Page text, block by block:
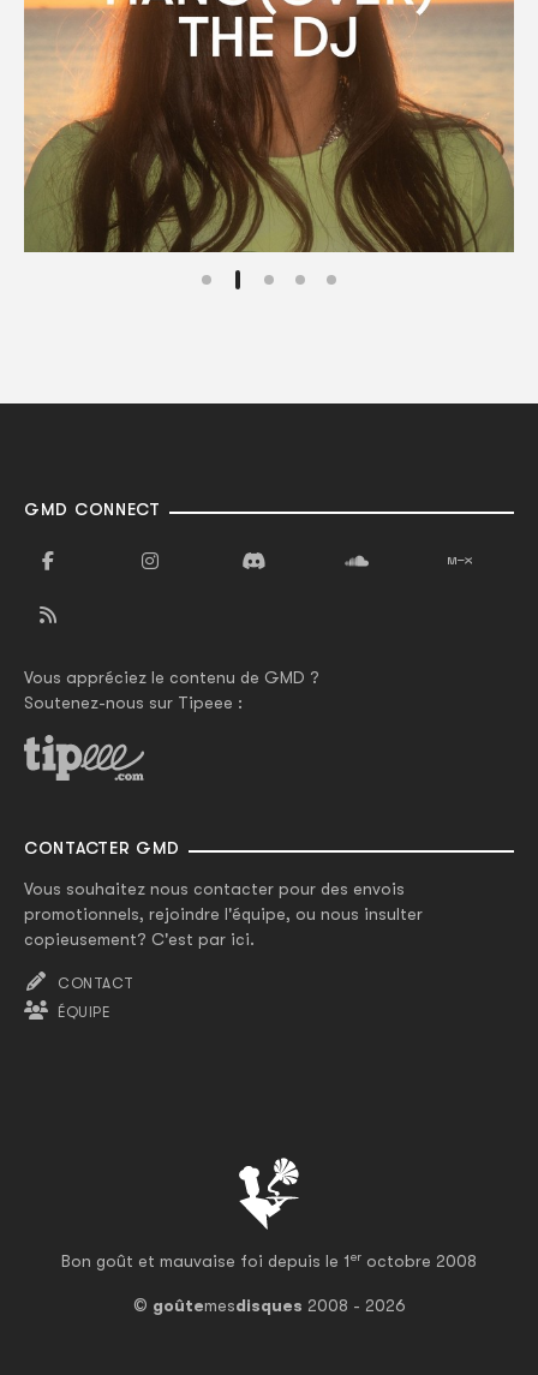
Bon goût et mauvaise foi depuis le 1er octobre 2008
© goûtemesdisques 2008 - 2026
GMD CONNECT
Vous appréciez le contenu de GMD ?
Soutenez-nous sur Tipeee :
CONTACTER GMD
Vous souhaitez nous contacter pour des envois
promotionnels, rejoindre l'équipe, ou nous insulter
copieusement? C'est par ici.
CONTACT
ÉQUIPE